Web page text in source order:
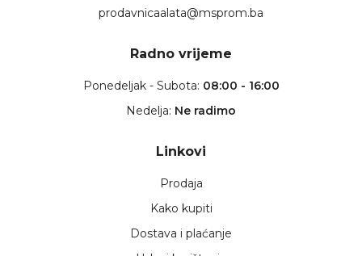
prodavnicaalata@msprom.ba
Radno vrijeme
Ponedeljak - Subota: 08:00 - 16:00
Nedelja: Ne radimo
Linkovi
Prodaja
Kako kupiti
Dostava i plaćanje